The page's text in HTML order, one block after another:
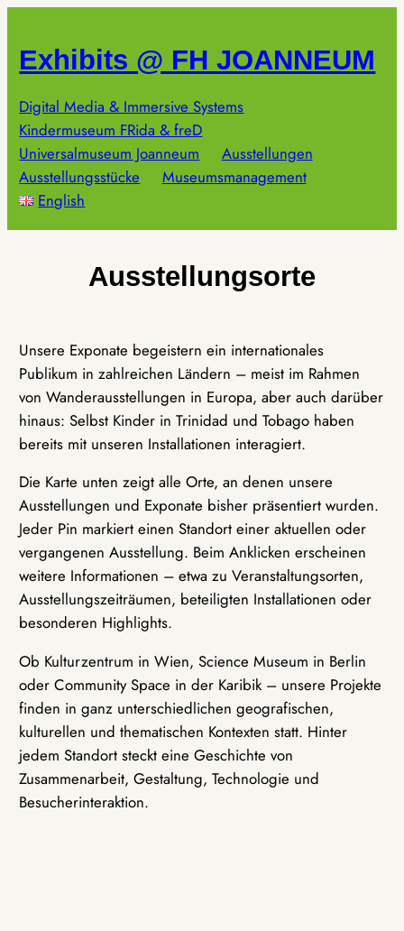
springen
Exhibits @ FH JOANNEUM
Digital Media & Immersive Systems
Kindermuseum FRida & freD
Universalmuseum Joanneum
Ausstellungen
Ausstellungsstücke
Museumsmanagement
English
Ausstellungsorte
Unsere Exponate begeistern ein internationales
Publikum in zahlreichen Ländern – meist im Rahmen
von Wanderausstellungen in Europa, aber auch darüber
hinaus: Selbst Kinder in Trinidad und Tobago haben
bereits mit unseren Installationen interagiert.
Die Karte unten zeigt alle Orte, an denen unsere
Ausstellungen und Exponate bisher präsentiert wurden.
Jeder Pin markiert einen Standort einer aktuellen oder
vergangenen Ausstellung. Beim Anklicken erscheinen
weitere Informationen – etwa zu Veranstaltungsorten,
Ausstellungszeiträumen, beteiligten Installationen oder
besonderen Highlights.
Ob Kulturzentrum in Wien, Science Museum in Berlin
oder Community Space in der Karibik – unsere Projekte
finden in ganz unterschiedlichen geografischen,
kulturellen und thematischen Kontexten statt. Hinter
jedem Standort steckt eine Geschichte von
Zusammenarbeit, Gestaltung, Technologie und
Besucherinteraktion.